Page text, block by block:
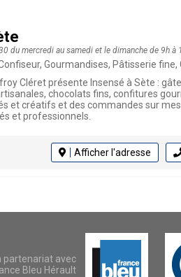
du mercredi au samedi et le dimanche de 9h à
Gourmandises, Pâtisserie fine, Click
Cléret présente Insensé à Sète :
chocolats fins, confitures
et créatifs et des commandes sur
et professionnels.
Afficher l'adresse
partenariat avec
Bleu Hérault